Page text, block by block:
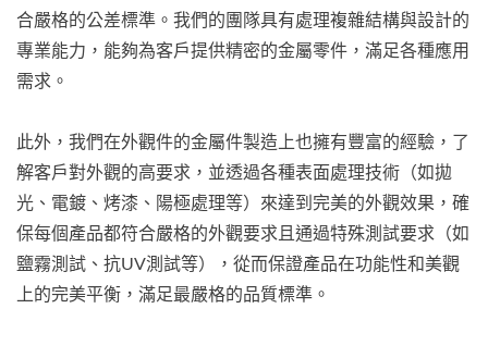
合嚴格的公差標準。我們的團隊具有處理複雜結構與設計的
專業能力，能夠為客戶提供精密的金屬零件，滿足各種應用
需求。
此外，我們在外觀件的金屬件製造上也擁有豐富的經驗，了
解客戶對外觀的高要求，並透過各種表面處理技術（如拋
光、電鍍、烤漆、陽極處理等）來達到完美的外觀效果，確
保每個產品都符合嚴格的外觀要求且通過特殊測試要求（如
鹽霧測試、抗UV測試等），從而保證產品在功能性和美觀
上的完美平衡，滿足最嚴格的品質標準。